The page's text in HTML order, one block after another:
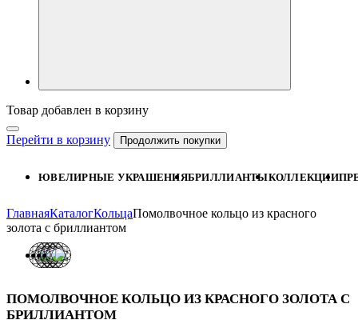
Товар добавлен в корзину
Перейти в корзину Продолжить покупки
ЮВЕЛИРНЫЕ УКРАШЕНИЯБРИЛЛИАНТЫКОЛЛЕКЦИИ
ГлавнаяКаталогКольцаПомолвочное кольцо из красного
золота с бриллиантом
ПОМОЛВОЧНОЕ КОЛЬЦО ИЗ КРАСНОГО ЗОЛОТА С
БРИЛЛИАНТОМ